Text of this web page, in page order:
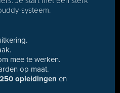
systeem.
mee te werken.
op maat.
opleidingen en